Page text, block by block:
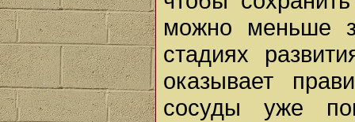
можно меньше
стадиях
оказывает
сосуды уже